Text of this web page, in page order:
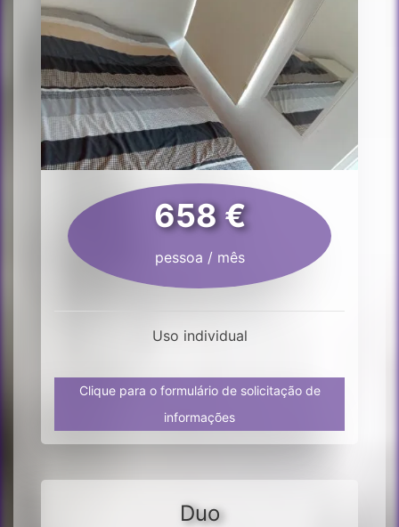
658 €
pessoa / mês
Uso individual
Clique para o formulário de solicitação de
informações
Duo